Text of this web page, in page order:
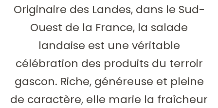
Originaire des Landes, dans le Sud-
Ouest de la France, la salade
landaise est une véritable
célébration des produits du terroir
gascon. Riche, généreuse et pleine
de caractère, elle marie la fraîcheur